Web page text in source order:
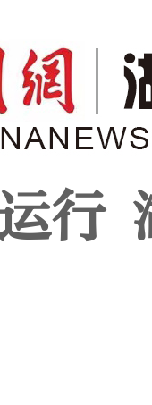
行